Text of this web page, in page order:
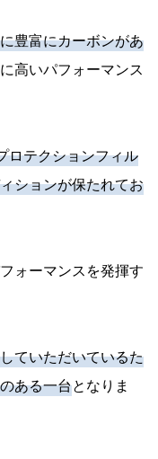
豊富にカーボンがあ
高いパフォーマンス
ロテクションフィル
ションが保たれてお
ォーマンスを発揮す
ていただいているた
ある一台となりま